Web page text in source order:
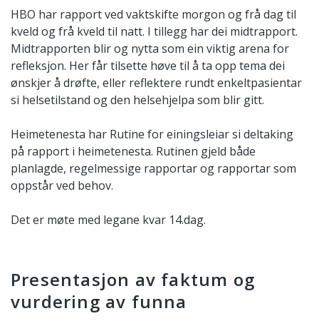
HBO har rapport ved vaktskifte morgon og frå dag til
kveld og frå kveld til natt. I tillegg har dei midtrapport.
Midtrapporten blir og nytta som ein viktig arena for
refleksjon. Her får tilsette høve til å ta opp tema dei
ønskjer å drøfte, eller reflektere rundt enkeltpasientar
si helsetilstand og den helsehjelpa som blir gitt.
Heimetenesta har Rutine for einingsleiar si deltaking
på rapport i heimetenesta. Rutinen gjeld både
planlagde, regelmessige rapportar og rapportar som
oppstår ved behov.
Det er møte med legane kvar 14.dag.
Presentasjon av faktum og
vurdering av funna